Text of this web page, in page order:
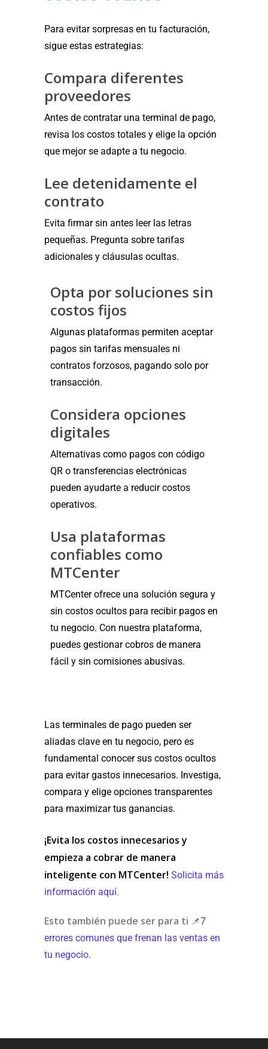
Para evitar sorpresas en tu facturación,
sigue estas estrategias:
Compara diferentes
proveedores
Antes de contratar una terminal de pago,
revisa los costos totales y elige la opción
que mejor se adapte a tu negocio.
Lee detenidamente el
contrato
Evita firmar sin antes leer las letras
pequeñas. Pregunta sobre tarifas
adicionales y cláusulas ocultas.
Opta por soluciones sin
costos fijos
Algunas plataformas permiten aceptar
pagos sin tarifas mensuales ni
contratos forzosos, pagando solo por
transacción.
Considera opciones
digitales
Alternativas como pagos con código
QR o transferencias electrónicas
pueden ayudarte a reducir costos
operativos.
Usa plataformas
confiables como
MTCenter
MTCenter ofrece una solución segura y
sin costos ocultos para recibir pagos en
tu negocio. Con nuestra plataforma,
puedes gestionar cobros de manera
fácil y sin comisiones abusivas.
Las terminales de pago pueden ser
aliadas clave en tu negocio, pero es
fundamental conocer sus costos ocultos
para evitar gastos innecesarios. Investiga,
compara y elige opciones transparentes
para maximizar tus ganancias.
¡Evita los costos innecesarios y
empieza a cobrar de manera
inteligente con MTCenter! Solicita más
información aquí.
Esto también puede ser para ti 📌7
errores comunes que frenan las ventas en
tu negocio.